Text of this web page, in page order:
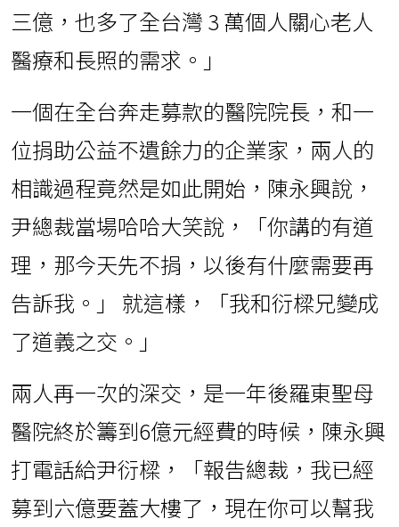
三億，也多了全台灣 3 萬個人關心老人
醫療和長照的需求。」
一個在全台奔走募款的醫院院長，和一
位捐助公益不遺餘力的企業家，兩人的
相識過程竟然是如此開始，陳永興說，
尹總裁當場哈哈大笑說，「你講的有道
理，那今天先不捐，以後有什麼需要再
告訴我。」 就這樣，「我和衍樑兄變成
了道義之交。」
兩人再一次的深交，是一年後羅東聖母
醫院終於籌到6億元經費的時候，陳永興
打電話給尹衍樑，「報告總裁，我已經
募到六億要蓋大樓了，現在你可以幫我